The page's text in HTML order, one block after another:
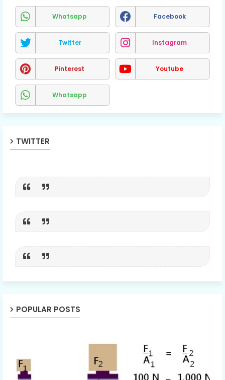
Whatsapp Facebook
Twitter Instagram
Pinterest Youtube
Whatsapp
TWITTER
POPULAR POSTS